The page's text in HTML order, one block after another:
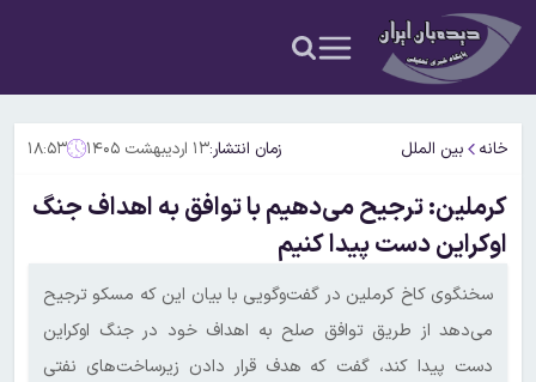
خانه بین الملل زمان انتشار:۱۳ اردیبهشت ۱۴۰۵ ۱۸:۵۳
کرملین: ترجیح می‌دهیم با توافق به اهداف جنگ
اوکراین دست پیدا کنیم
سخنگوی کاخ کرملین در گفت‌وگویی با بیان این که مسکو ترجیح
می‌دهد از طریق توافق صلح به اهداف خود در جنگ اوکراین
دست پیدا کند، گفت که هدف قرار دادن زیرساخت‌های نفتی